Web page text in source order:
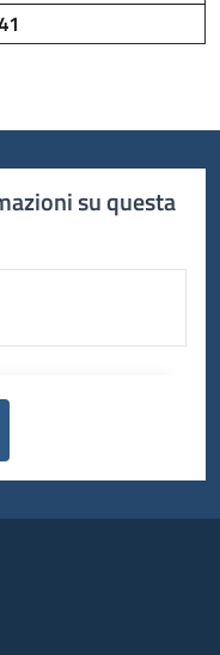
su questa